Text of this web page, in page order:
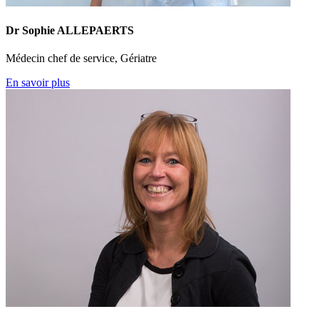
Dr Sophie ALLEPAERTS
Médecin chef de service, Gériatre
En savoir plus